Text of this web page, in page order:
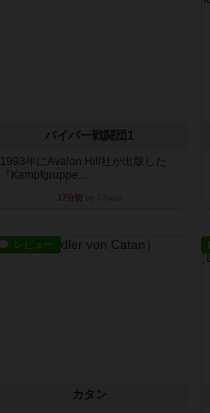
パイパー戦闘団1
1993年にAvalon Hill社が出版した
『Kampfgruppe...
17分前
レビュー
カタン